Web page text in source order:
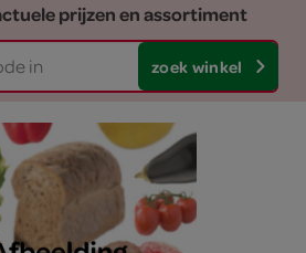
prijzen en assortiment
zoek winkel